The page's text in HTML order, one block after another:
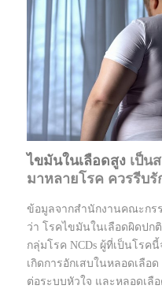
ไขมันในเลือดสูง เป็น
มาหลายโรค ควรรีบ
ข้อมูลจากสำนักงานคณะกร
ว่า โรคไขมันในเลือดผิดปก
กลุ่มโรค NCDs ผู้ที่เป็นโรค
เกิดการอักเสบในหลอดเลือ
ต่อระบบหัวใจ และหลอดเลื